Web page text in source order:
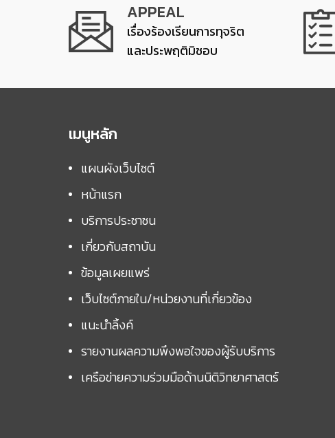
APPEAL
เรื่องร้องเรียนการทุจริต
และประพฤติมิชอบ
เมนูหลัก
แผนผังเว็บไซต์
หน้าแรก
บริการประชาชน
เกี่ยวกับสถาบัน
ข้อมูลเผยแพร่
เว็บไซต์ภายใน/หน่วยงานที่เกี่ยวข้อง
แนะนำลิ้งค์
รายงานผลความพึงพอใจของผู้รับบริการ
เครือข่ายความร่วมมือด้านนิติวิทยาศาสตร์